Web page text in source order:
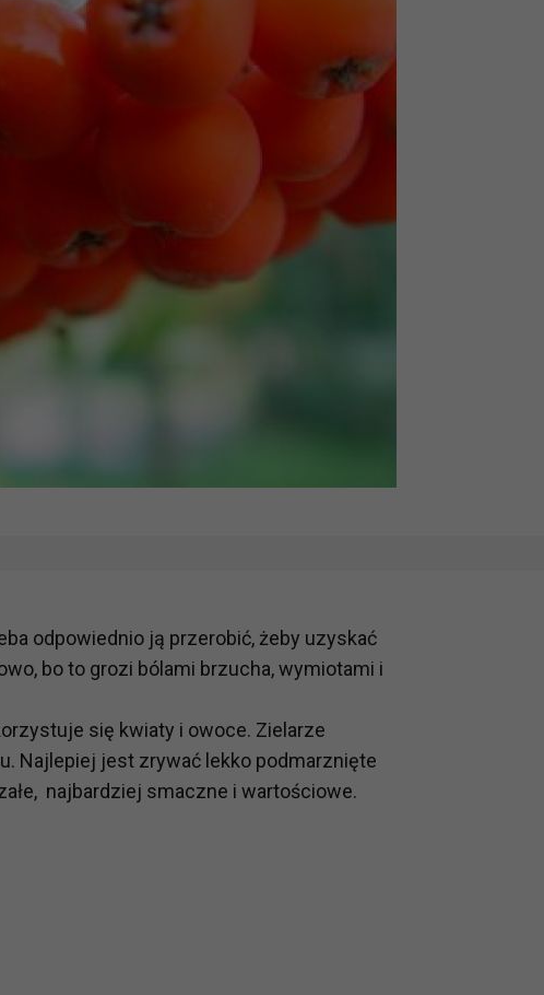
odpowiednio ją przerobić, żeby uzyskać
bo to grozi bólami brzucha, wymiotami i
się kwiaty i owoce. Zielarze
Najlepiej jest zrywać lekko podmarznięte
najbardziej smaczne i wartościowe.